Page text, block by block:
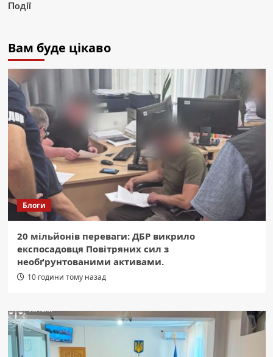
Події
Вам буде цікаво
Блоги
20 мільйонів переваги: ДБР викрило
експосадовця Повітряних сил з
необґрунтованими активами.
10 години тому назад